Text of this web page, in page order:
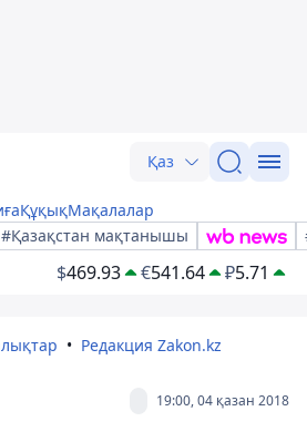
Қаз
ҚұқықМақалалар
#Қазақстан мақтанышы
$469.93 €541.64 ₽5.71
Редакция Zakon.kz
19:00, 04 қазан 2018